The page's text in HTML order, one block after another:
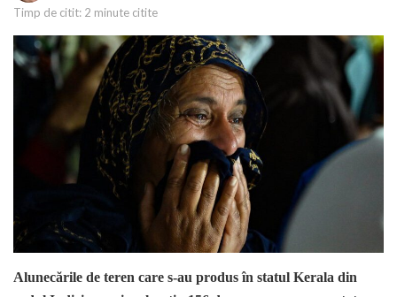
Timp de citit: 2 minute citite
Alunecările de teren care s-au produs în statul Kerala din